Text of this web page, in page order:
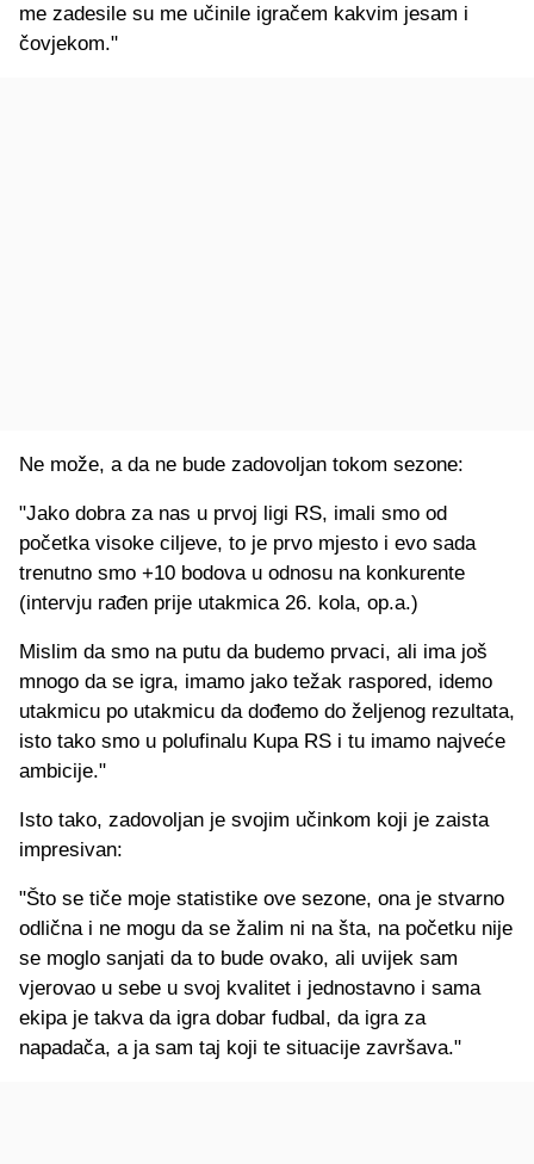
me zadesile su me učinile igračem kakvim jesam i
čovjekom."
Ne može, a da ne bude zadovoljan tokom sezone:
"Jako dobra za nas u prvoj ligi RS, imali smo od
početka visoke ciljeve, to je prvo mjesto i evo sada
trenutno smo +10 bodova u odnosu na konkurente
(intervju rađen prije utakmica 26. kola, op.a.)
Mislim da smo na putu da budemo prvaci, ali ima još
mnogo da se igra, imamo jako težak raspored, idemo
utakmicu po utakmicu da dođemo do željenog rezultata,
isto tako smo u polufinalu Kupa RS i tu imamo najveće
ambicije."
Isto tako, zadovoljan je svojim učinkom koji je zaista
impresivan:
"Što se tiče moje statistike ove sezone, ona je stvarno
odlična i ne mogu da se žalim ni na šta, na početku nije
se moglo sanjati da to bude ovako, ali uvijek sam
vjerovao u sebe u svoj kvalitet i jednostavno i sama
ekipa je takva da igra dobar fudbal, da igra za
napadača, a ja sam taj koji te situacije završava."